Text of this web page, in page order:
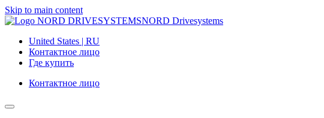
Skip to main content
NORD Drivesystems
United States | RU
Контактное лицо
Где купить
Контактное лицо